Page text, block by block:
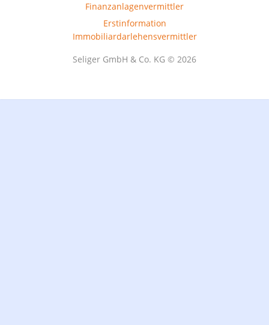
Finanzanlagenvermittler
Erstinformation
Immobiliardarlehensvermittler
Seliger GmbH & Co. KG © 2026